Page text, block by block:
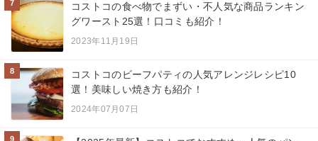
7
コストコの食べ物でまずい・不人気な商品ランキン
グワースト25選！口コミも紹介！
2023年11月19日
8
コストコのビーフパティの人気アレンジレシピ10
選！美味しい焼き方も紹介！
2024年07月07日
9